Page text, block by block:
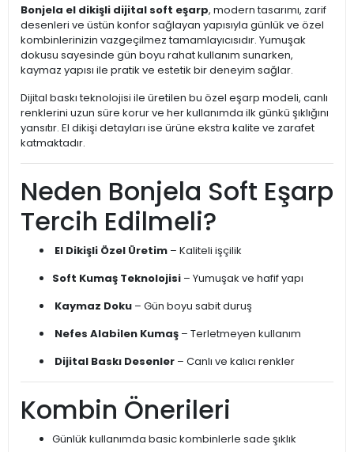
Bonjela el dikişli dijital soft eşarp, modern tasarımı, zarif
desenleri ve üstün konfor sağlayan yapısıyla günlük ve özel
kombinlerinizin vazgeçilmez tamamlayıcısıdır. Yumuşak
dokusu sayesinde gün boyu rahat kullanım sunarken,
kaymaz yapısı ile pratik ve estetik bir deneyim sağlar.
Dijital baskı teknolojisi ile üretilen bu özel eşarp modeli, canlı
renklerini uzun süre korur ve her kullanımda ilk günkü şıklığını
yansıtır. El dikişi detayları ise ürüne ekstra kalite ve zarafet
katmaktadır.
Neden Bonjela Soft Eşarp
Tercih Edilmeli?
El Dikişli Özel Üretim – Kaliteli işçilik
Soft Kumaş Teknolojisi – Yumuşak ve hafif yapı
Kaymaz Doku – Gün boyu sabit duruş
Nefes Alabilen Kumaş – Terletmeyen kullanım
Dijital Baskı Desenler – Canlı ve kalıcı renkler
Kombin Önerileri
Günlük kullanımda basic kombinlerle sade şıklık